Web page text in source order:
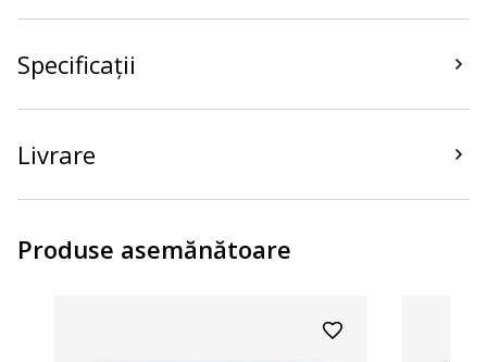
Specificații
Livrare
Produse asemănătoare